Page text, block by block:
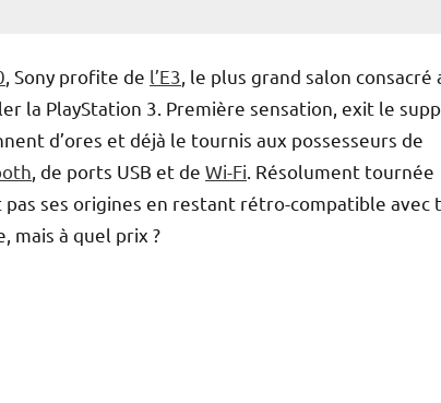
, Sony profite de l’E3 , le plus grand salon consacré
la PlayStation 3. Première sensation, exit le
d’ores et déjà le tournis aux possesseurs de
, de ports USB et de Wi-Fi . Résolument tournée
ses origines en restant rétro-compatible avec
mais à quel prix ?